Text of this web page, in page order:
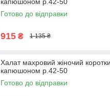
Готово до відправки
915 ₴ 1 135 ₴
Халат махровий жіночий
капюшоном р.42-50
Готово до відправки